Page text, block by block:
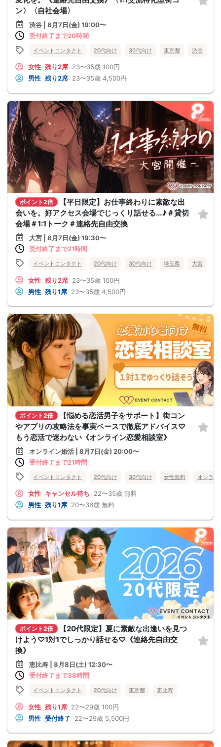
ン〉〈自社会場〉
渋谷 | 8月7日(金) 19:00〜
受付終了まで20時間
イベントコンタクト 20代向け 30代向け 東京都 渋谷
女性 残り2席 23〜35歳 100円
男性 残り2席 23〜35歳 4,500円
ポイント2倍
【平日限定】お仕事終わりに素敵な出
会いを。好アクセス会場でじっくり話せる...♪＃貸切
会場＃1:1トーク＃連絡先自由交換
大宮 | 8月7日(金) 19:30〜
受付終了まで21時間
イベントコンタクト 20代向け 30代向け 埼玉県 大宮
女性 残り2席 23〜35歳 100円
男性 残り1席 23〜35歳 4,500円
ポイント2倍
【悩める恋活男子をサポート】街コン
やアプリの攻略法を事実ベースで徹底アドバイス♡
もう恋活で迷わない《オンライン恋愛相談室》
オンライン婚活 | 8月7日(金) 20:00〜
受付終了まで21時間
イベントコンタクト 20代向け 30代向け 女性無料 オンライ
女性 キャンセル待ち 22〜35歳 無料
男性 残り1席 20〜36歳 無料
ポイント2倍
【20代限定】夏に素敵な出逢いを見つ
けよう♡1対1でしっかり話せる♡《連絡先自由交
換》
恵比寿 | 8月8日(土) 12:30〜
受付終了まで38時間
イベントコンタクト 20代向け 東京都 恵比寿
女性 残り1席 22〜29歳 100円
男性 受付終了 22〜29歳 5,500円